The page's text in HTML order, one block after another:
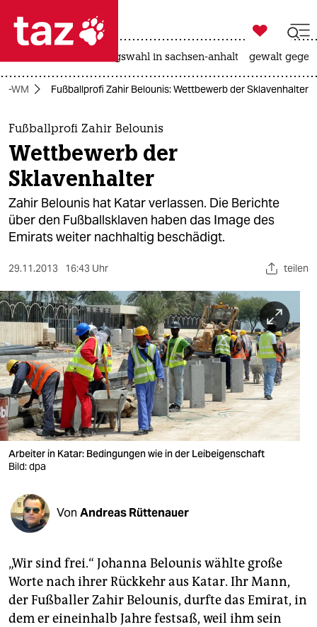
 taz zahl ich
taz zahl ich
themen
politik
öko
gesellschaft
sport
berlin
nord
wahrheit
verlag
verlag
veranstaltungen
shop
fragen & hilfe
unterstützen
abo
genossenschaft

taz zahl ich
landtagswahl in sachsen-anhalt gewalt
WM Fußballprofi Zahir Belounis: Wettbewerb der Sklavenhalter
Fußballprofi Zahir Belounis
Wettbewerb der
Sklavenhalter
Zahir Belounis hat Katar verlassen. Die Berichte
über den Fußballsklaven haben das Image des
Emirats weiter nachhaltig beschädigt.
29.11.2013 16:43 Uhr teilen
Arbeiter in Katar: Bedingungen wie in der Leibeigenschaft
Bild: dpa
Von Andreas Rüttenauer
„Wir sind frei.“ Johanna Belounis wählte große
Worte nach ihrer Rückkehr aus Katar. Ihr Mann,
der Fußballer Zahir Belounis, durfte das Emirat, in
dem er eineinhalb Jahre festsaß, weil ihm sein